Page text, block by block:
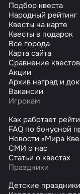
Подбор квеста
Народный рейтинг
Квесты на карте
Квесты в подарок
Все города
Карта сайта
Сравнение квестов
Акции
Архив наград и
Вакансии
Игрокам
Как работает
FAQ по бонусной
Новости «Мира
СМИ о нас
Статьи о квестах
Праздники
Детские праздники